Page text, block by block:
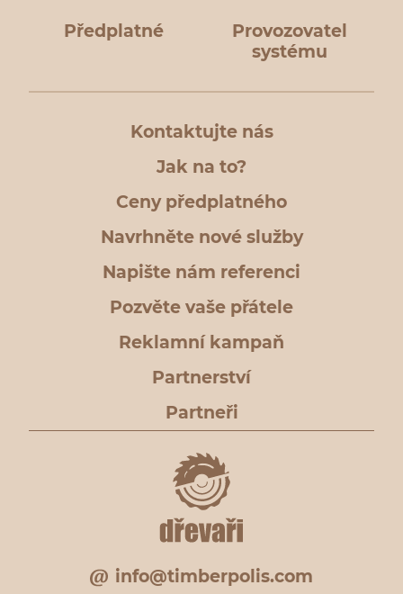
Předplatné
Provozovatel
systému
Kontaktujte nás
Jak na to?
Ceny předplatného
Navrhněte nové služby
Napište nám referenci
Pozvěte vaše přátele
Reklamní kampaň
Partnerství
Partneři
info@timberpolis.com